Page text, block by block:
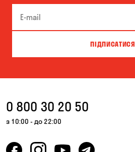
Велика Северинка
ПІДПИСАТИСЯ
0 800 30 20 50
з 10:00 - до 22:00